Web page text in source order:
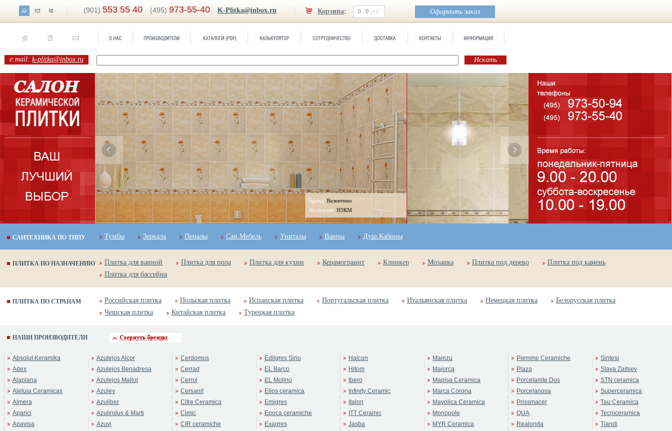
(901) 553 55 40 (495) 973-55-40 K-Plitka@inbox.ru Оформить заказ
Корзина: 0 / 0 руб.
e:mail: k-plitka@inbox.ru
Валентино
Бренд: Dream Dorado
Коллекция:STN ceramica
САНТЕХНИКА ПО ТИПУ Тумбы Зеркала Пеналы Сан.Мебель Унитазы Ванны Душ.Кабины
ПЛИТКА ПО НАЗНАЧЕНИЮ Плитка для ванной Плитка для пола Плитка для кухни Керамогранит Клинкер Мозаика Плитка под дерево
Плитка под камень
Плитка для бассейна
ПЛИТКА ПО СТРАНАМ Российская плитка Польская плитка Испанская плитка Португальская плитка Итальянская плитка Немецкая плитка
Белорусская плитка
Чешская плитка
Китайская плитка Турецкая плитка
НАШИ ПРОИЗВОДИТЕЛИ
Absolut Keramika
Adex
Alaplana
Aleluia Ceramicas
Almera
Aparici
Apavisa
Azulejos Alcor
Azulejos Benadresa
Azulejos Mallol
Azulev
Azuliber
Azulindus & Marti
Azuvi
Cerdomus
Cerrad
Cerrol
Cersanit
Cifre Ceramica
Cimic
CIR ceramiche
Edilgres Sirio
EL Barco
EL Molino
Elios ceramica
Emigres
Epoca ceramiche
Exagres
Halcon
Hitom
Ibero
Infinity Ceramic
Italon
ITT Ceramic
Jasba
Mainzu
Majorca
Mapisa Ceramica
Marca Corona
Mayolica Ceramica
Monopole
MYR Ceramica
Piemme Ceramiche
Plaza
Porcelanite Dos
Porcelanosa
Prissmacer
QUA
Realonda
Sintesi
Slava Zaitsev
STN ceramica
Superceramica
Tau Ceramica
Tecniceramica
Tiandi